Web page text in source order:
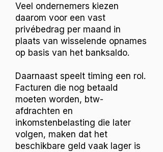
Veel ondernemers kiezen
daarom voor een vast
privébedrag per maand in
plaats van wisselende opnames
op basis van het banksaldo.
Daarnaast speelt timing een rol.
Facturen die nog betaald
moeten worden, btw-
afdrachten en
inkomstenbelasting die later
volgen, maken dat het
beschikbare geld vaak lager is